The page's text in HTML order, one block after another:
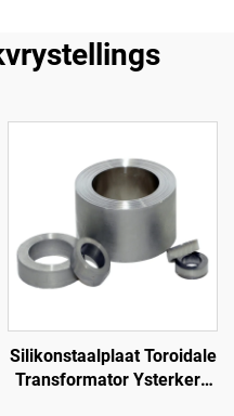
Silikonstaalplaat Toroidale
Transformator Ysterkern